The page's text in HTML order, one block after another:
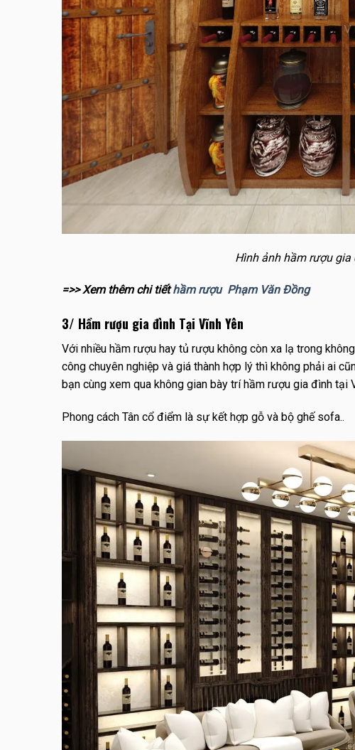
Hình ảnh hầm rượu
=>> Xem thêm chi tiếthầm rượu Phạm Văn Đồng
3/ Hầm rượu gia đình Tại Vĩnh Yên
Với nhiều hầm rượu hay tủ rượu không còn xa lạ trong
công chuyên nghiệp và giá thành hợp lý thì không phải ai
bạn cùng xem qua không gian bày trí hầm rượu gia đình tại
Phong cách Tân cổ điểm là sự kết hợp gỗ và bộ ghế sofa..